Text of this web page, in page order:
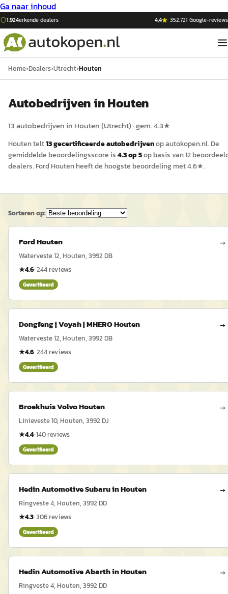
Ga naar inhoud
1.924erkende dealers 4,4 ·352.721 Google-reviews
Home›Dealers›Utrecht›Houten
Autobedrijven inHouten
13autobedrijven in Houten(Utrecht)· gem.4.3★
Houtentelt13gecertificeerdeautobedrijvenopautokopen.nl. De
gemiddelde beoordelingsscore is4.3op 5op basis van12
dealers. Ford Houtenheeft de hoogste beoordeling met4.6★.
Sorteren op:
Ford Houten →
Waterveste 12, Houten, 3992 DB
★4.6·244reviews
Geverifieerd
Dongfeng | Voyah | MHERO Houten →
Waterveste 12, Houten, 3992 DB
★4.6·244reviews
Geverifieerd
Broekhuis Volvo Houten →
Linieveste 10, Houten, 3992 DJ
★4.4·140reviews
Geverifieerd
Hedin Automotive Subaru in Houten →
Ringveste 4, Houten, 3992 DD
★4.3·306reviews
Geverifieerd
Hedin Automotive Abarth in Houten →
Ringveste 4, Houten, 3992 DD